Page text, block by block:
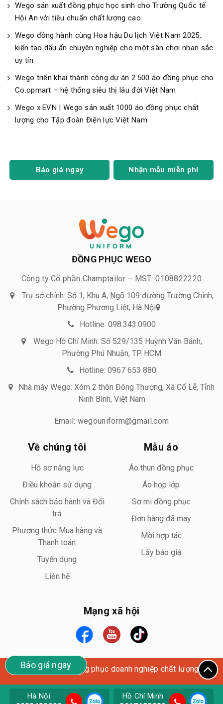
Wego sản xuất đồng phục học sinh cho Trường Quốc tế
Hội An với tiêu chuẩn chất lượng cao
Wego đồng hành cùng Hoa hậu Du lịch Việt Nam 2025,
kiến tạo dấu ấn chuyên nghiệp cho một sân chơi nhan sắc
uy tín
Wego triển khai thành công dự án 2.500 áo đồng phục cho
Co.opmart – hệ thống siêu thị lâu đời Việt Nam
Wego x EVN | Wego sản xuất 1000 áo đồng phục chất
lượng cho Tập đoàn Điện lực Việt Nam
Báo giá ngay Nhận mẫu miễn phí
Báo giá ngay
ĐỒNG PHỤC WEGO
Công ty Cổ phần Champtailor – MST: 0108822220
Trụ sở chính: Số 1, Khu A, Ngõ 109 đường Trường Chinh,
Phường Phương Liệt, Hà Nội
Hotline: 098.343.0900
Wego Hồ Chí Minh: Số 529/135 Huỳnh Văn Bánh,
Phường Phú Nhuận, TP. HCM
Hotline: 0967 653 880
Nhà máy Wego: Xóm 2 thôn Đông Thượng, Xã Cổ Lễ, Tỉnh
Ninh Bình, Việt Nam
Email: wegouniform@gmail.com
Về chúng tôi
Hồ sơ năng lực
Điều khoản sử dụng
Chính sách bảo hành và Đổi
trả
Phương thức Mua hàng và
Thanh toán
Tuyển dụng
Liên hệ
Mẫu áo
Áo thun đồng phục
Áo họp lớp
Sơ mi đồng phục
Đơn hàng đã may
Mời hợp tác
Lấy báo giá
Mạng xã hội
Wego Uniform – Đồng phục doanh nghiệp chất lượng cao
Hà Nội
Hồ Chí Minh